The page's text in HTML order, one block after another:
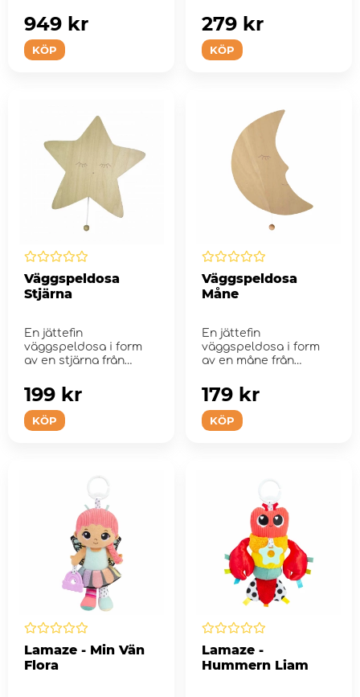
KÖP
949 kr
KÖP
279 kr
Väggspeldosa
Stjärna
En jättefin
väggspeldosa i form
av en stjärna från
KÖP
199 kr
Väggspeldosa
Måne
En jättefin
väggspeldosa i form
av en måne från
KÖP
179 kr
Lamaze - Min Vän
Flora
Lamaze -
Hummern Liam